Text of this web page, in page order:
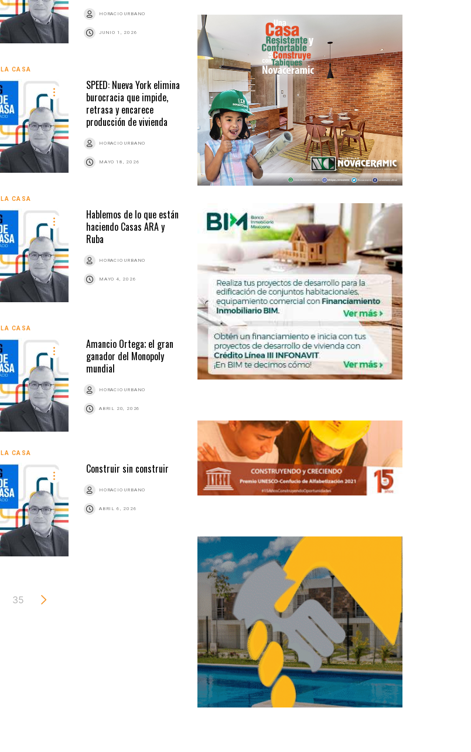
HORACIO URBANO
JUNIO 1, 2026
LA CASA
SPEED: Nueva York elimina
burocracia que impide,
retrasa y encarece
producción de vivienda
HORACIO URBANO
MAYO 18, 2026
LA CASA
Hablemos de lo que están
haciendo Casas ARA y
Ruba
HORACIO URBANO
MAYO 4, 2026
LA CASA
Amancio Ortega; el gran
ganador del Monopoly
mundial
HORACIO URBANO
ABRIL 20, 2026
LA CASA
Construir sin construir
HORACIO URBANO
ABRIL 6, 2026
35